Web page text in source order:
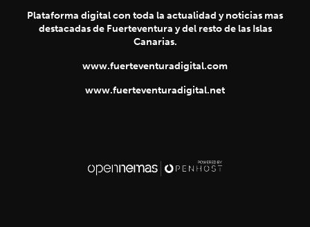
Plataforma digital con toda la actualidad y noticias mas
destacadas de Fuerteventura y del resto de las Islas
Canarias.
www.fuerteventuradigital.com
www.fuerteventuradigital.net